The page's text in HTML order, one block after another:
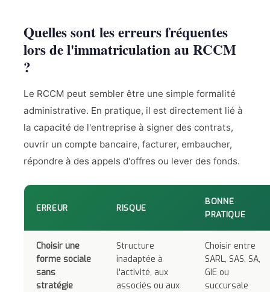
Quelles sont les erreurs fréquentes
lors de l'immatriculation au RCCM
?
Le RCCM peut sembler être une simple formalité
administrative. En pratique, il est directement lié à
la capacité de l'entreprise à signer des contrats,
ouvrir un compte bancaire, facturer, embaucher,
répondre à des appels d'offres ou lever des fonds.
ERREUR RISQUE
BONNE
PRATIQUE
Choisir une
forme sociale
sans
stratégie
Structure
inadaptée à
l'activité, aux
associés ou aux
Choisir entre
SARL, SAS, SA,
GIE ou
succursale